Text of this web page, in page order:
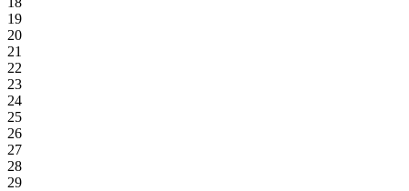
19
20
21
22
23
24
25
26
27
28
29